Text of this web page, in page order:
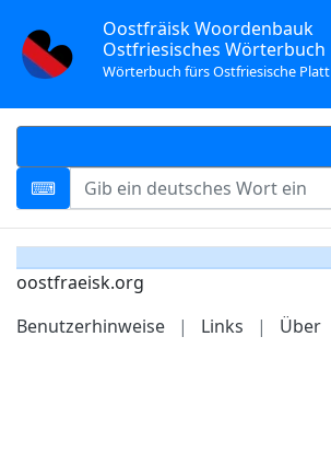
Oostfräisk Woordenbauk
Ostfriesisches Wörterbuch
Wörterbuch fürs Ostfriesische Platt
oostfraeisk.org
Benutzerhinweise
| Links | Über